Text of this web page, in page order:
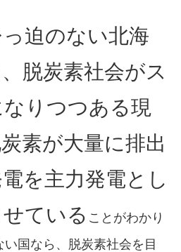
迫のない北海
脱炭素社会がス
りつつある現
素が大量に排出
を主力発電とし
ている ことがわかり
い国なら、脱炭素社会を目